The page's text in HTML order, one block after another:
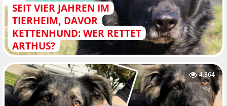
SEIT VIER JAHREN IM
TIERHEIM, DAVOR
KETTENHUND: WER RETTET
ARTHUS?
4.364